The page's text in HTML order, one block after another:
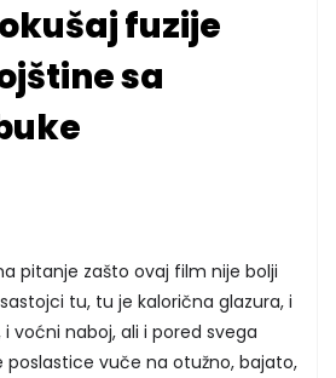
fuzije
sa
pitanje zašto ovaj film nije bolji
tu, tu je kalorična glazura, i
voćni naboj, ali i pored svega
poslastice vuče na otužno, bajato,